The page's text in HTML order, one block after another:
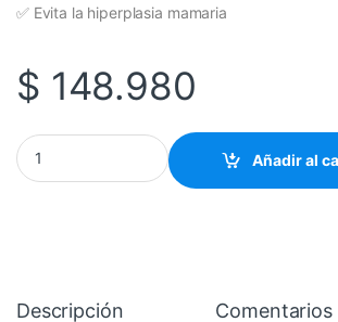
✅ Evita la hiperplasia mamaria
$ 148.980
Masajeador de senos cantidad
Añadir al
Descripción Comentarios